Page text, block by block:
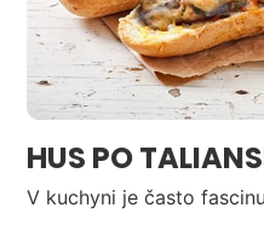
HUS PO
V kuchyni je často